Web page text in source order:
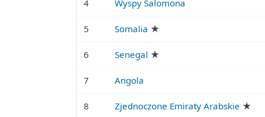
4 Wyspy Salomona
5 Somalia ★
6 Senegal ★
7 Angola
8 Zjednoczone Emiraty Arabskie ★